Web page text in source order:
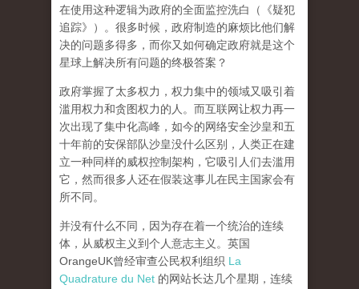
在使用这种逻辑为政府的全面监控洗白（《疑犯
追踪》）。 很多时候，政府制造的麻烦比他们解
决的问题多得多，而你又如何确定政府就是这个
星球上解决所有问题的终极答案？
政府掌握了太多权力，权力集中的领域又吸引着
滥用权力和贪图权力的人。而互联网让权力再一
次出现了集中化高峰， 如今的网络安全沙皇和五
十年前的安保部队沙皇没什么区别，人类正在建
立一种同样的威权控制架构，它吸引人们去滥用
它，然而很多人还在假装这事儿在民主国家会有
所不同。
并没有什么不同，因为存在着一个统治的连续
体，从威权主义到个人意志主义。英国
OrangeUK曾经审查公民权利组织 La
Quadrature du Net 的网站长达几个星期，连续